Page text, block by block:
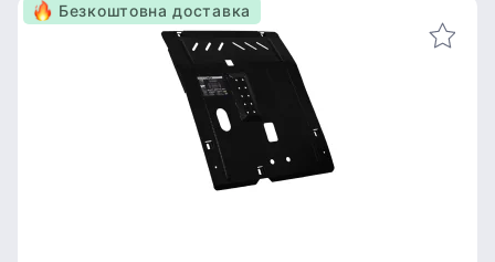
Безкоштовна доставка